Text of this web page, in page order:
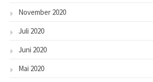
November 2020
Juli 2020
Juni 2020
Mai 2020